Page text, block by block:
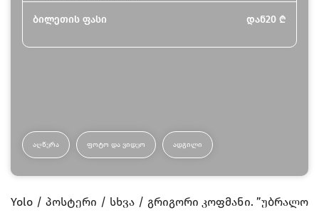
ბილეთის ფასი დან20 ₾
ᲐᲦᲬᲔᲠᲐ ᲤᲝᲢᲝ ᲓᲐ ᲕᲘᲓᲔᲝ ᲐᲓᲒᲘᲚᲘ
Yolo პოსტერი სხვა გრიგორი კოფმანი.